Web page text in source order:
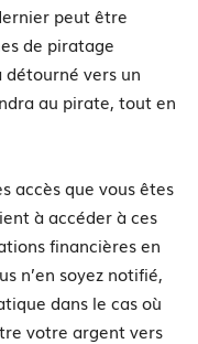
peut être
de piratage
vers un
au pirate, tout en
accès que vous êtes
à accéder à ces
financières en
n’en soyez notifié,
dans le cas où
votre argent vers